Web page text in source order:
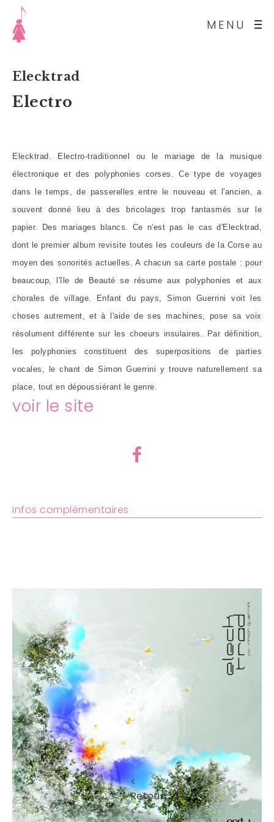
MENU
Elecktrad
Electro
Elecktrad. Electro-traditionnel ou le mariage de la musique
électronique et des polyphonies corses. Ce type de voyages
dans le temps, de passerelles entre le nouveau et l'ancien, a
souvent donné lieu à des bricolages trop fantasmés sur le
papier. Des mariages blancs. Ce n'est pas le cas d'Elecktrad,
dont le premier album revisite toutes les couleurs de la Corse au
moyen des sonorités actuelles. A chacun sa carte postale : pour
beaucoup, l'île de Beauté se résume aux polyphonies et aux
chorales de village. Enfant du pays, Simon Guerrini voit les
choses autrement, et à l'aide de ses machines, pose sa voix
résolument différente sur les choeurs insulaires. Par définition,
les polyphonies constituent des superpositions de parties
vocales, le chant de Simon Guerrini y trouve naturellement sa
place, tout en dépoussiérant le genre.
voir le site
Infos complémentaires
<
Retour
<